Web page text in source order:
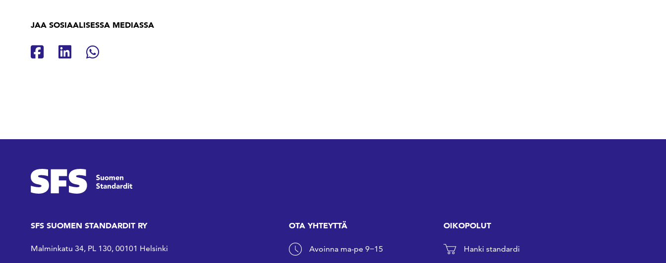
JAA SOSIAALISESSA MEDIASSA
Jaa Facebookissa
Jaa Linkedinissä
Jaa Whatsappissa
SFS SUOMEN STANDARDIT RY
Malminkatu 34, PL 130, 00101 Helsinki
OTA YHTEYTTÄ
Avoinna ma-pe 9−15
OIKOPOLUT
Hanki standardi